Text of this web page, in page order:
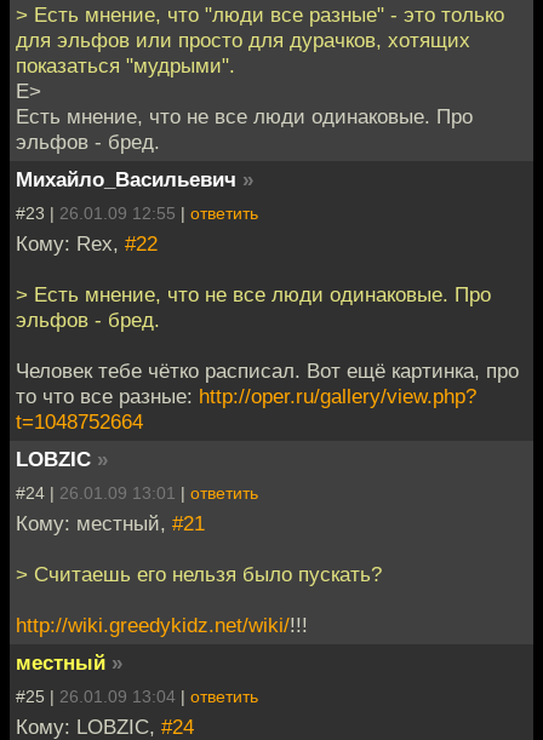
> Есть мнение, что "люди все разные" - это только
для эльфов или просто для дурачков, хотящих
показаться "мудрыми".
Е>
Есть мнение, что не все люди одинаковые. Про
эльфов - бред.
Михайло_Васильевич »
#23 | 26.01.09 12:55 | ответить
Кому: Rex, #22
> Есть мнение, что не все люди одинаковые. Про
эльфов - бред.
Человек тебе чётко расписал. Вот ещё картинка, про
то что все разные: http://oper.ru/gallery/view.php?
t=1048752664
LOBZIC »
#24 | 26.01.09 13:01 | ответить
Кому: местный, #21
> Считаешь его нельзя было пускать?
http://wiki.greedykidz.net/wiki/!!!
местный »
#25 | 26.01.09 13:04 | ответить
Кому: LOBZIC, #24